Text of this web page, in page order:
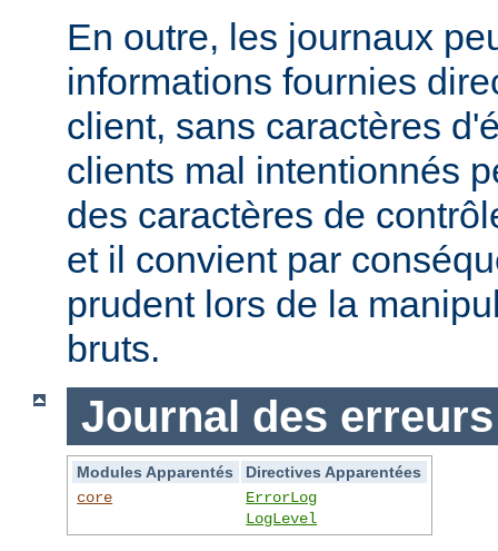
En outre, les journaux
informations fournies
client, sans caractères
clients mal intentionnés
des caractères de
et il convient par
prudent lors de la
bruts.
Journal des erreurs
Modules Apparentés
Directives Apparentées
core
ErrorLog
LogLevel